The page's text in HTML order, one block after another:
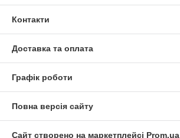
Контакти
Доставка та оплата
Графік роботи
Повна версія сайту
Сайт створено на маркетплейсі Prom.ua